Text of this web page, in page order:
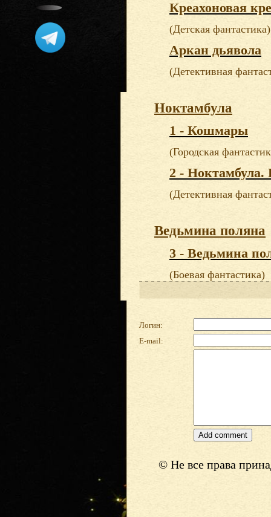
Креахоновая
(Детская фантастика)
Аркан дьявола
(Детективная
Ноктамбула
1 - Кошмары
(Городская
2 - Ноктамбула.
(Детективная
Ведьмина поляна
3 - Ведьмина
(Боевая фантастика)
Логин:
E-mail:
© Не все права